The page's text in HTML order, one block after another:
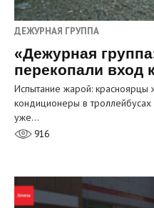
ДЕЖУРНАЯ ГРУППА
«Дежурная
перекопали вход
Испытание жарой:
кондиционеры в
уже…
916